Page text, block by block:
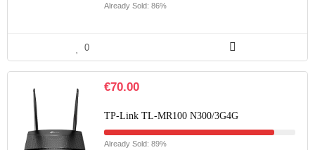
Already Sold: 86%
0
€70.00
TP-Link TL-MR100 N300/3G4G
Already Sold: 89%